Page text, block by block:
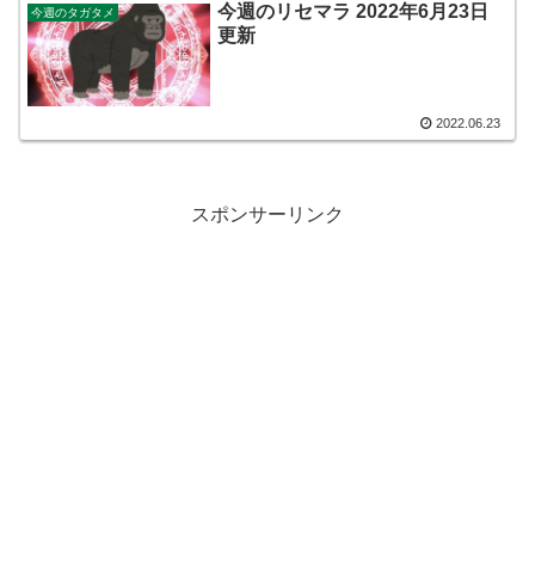
今週のタガタメ
今週のリセマラ 2022年6月23日
更新
2022.06.23
スポンサーリンク